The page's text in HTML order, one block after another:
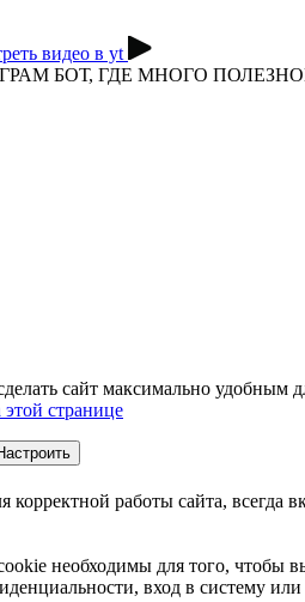
видео в yt
БОТ, ГДЕ МНОГО
сайт максимально удобным
этой странице
работы сайта,
необходимы для того, чтобы
вход в систему